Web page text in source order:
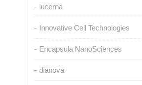
lucerna
Innovative Cell Technologies
Encapsula NanoSciences
dianova